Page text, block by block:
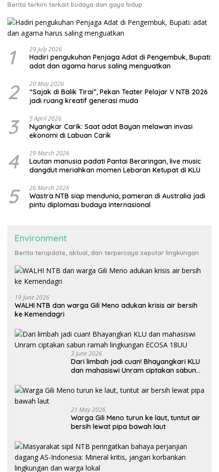
Berita terkini terkait budaya dan gaya hidup
1 29 July 2026
Hadiri pengukuhan Penjaga Adat di Pengembuk, Bupati:
adat dan agama harus saling menguatkan
2 20 May 2026
“Sajak di Balik Tirai”, Pekan Teater Pelajar V NTB 2026
jadi ruang kreatif generasi muda
3 5 April 2026
Nyangkar Carik: Saat adat Bayan melawan invasi
ekonomi di Labuan Carik
4 29 March 2026
Lautan manusia padati Pantai Beraringan, live music
dangdut meriahkan momen Lebaran Ketupat di KLU
5 26 March 2026
Wastra NTB siap mendunia, pameran di Australia jadi
pintu diplomasi budaya internasional
Environment
Berita terupdate, aktual, dan terpercaya seputar lingkungan
19 June 2026
WALHI NTB dan warga Gili Meno adukan krisis air bersih
ke Kemendagri
3 June 2026
Dari limbah jadi cuan! Bhayangkari KLU
dan mahasiswi Unram ciptakan sabun
21 May 2026
Warga Gili Meno turun ke laut, tuntut air
bersih lewat pipa bawah laut